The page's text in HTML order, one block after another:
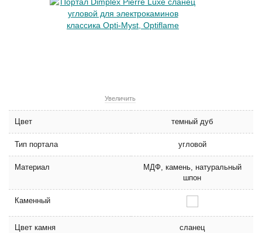
Увеличить
Цвет темный дуб
Тип портала угловой
Материал
МДФ, камень, натуральный
шпон
Каменный
Цвет камня сланец